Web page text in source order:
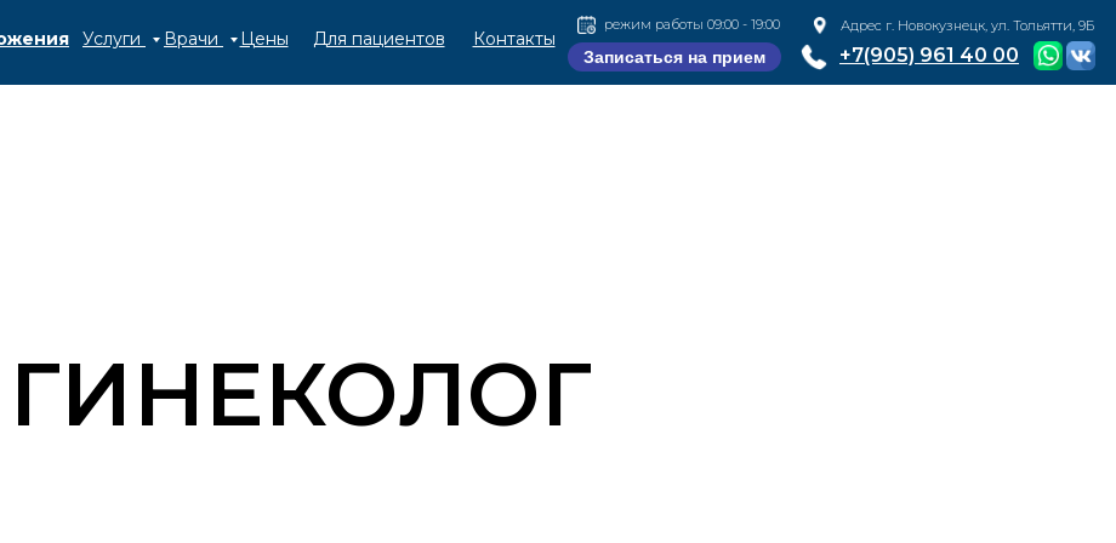
Адрес г. Новокузнецк, ул. Тольятти, 9Б
Записаться на прием +7(905) 961 40 00
режим работы 09:00 - 19:00
Услуги Врачи Цены Для пациентов Контакты
ГИНЕКОЛОГ